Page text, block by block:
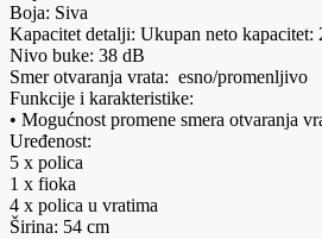
Boja: Siva
Kapacitet detalji: Ukupan neto kapacitet:
Nivo buke: 38 dB
Smer otvaranja vrata: esno/promenljivo
Funkcije i karakteristike:
• Mogućnost promene smera otvaranja
Uređenost:
5 x polica
1 x fioka
4 x polica u vratima
Širina: 54 cm